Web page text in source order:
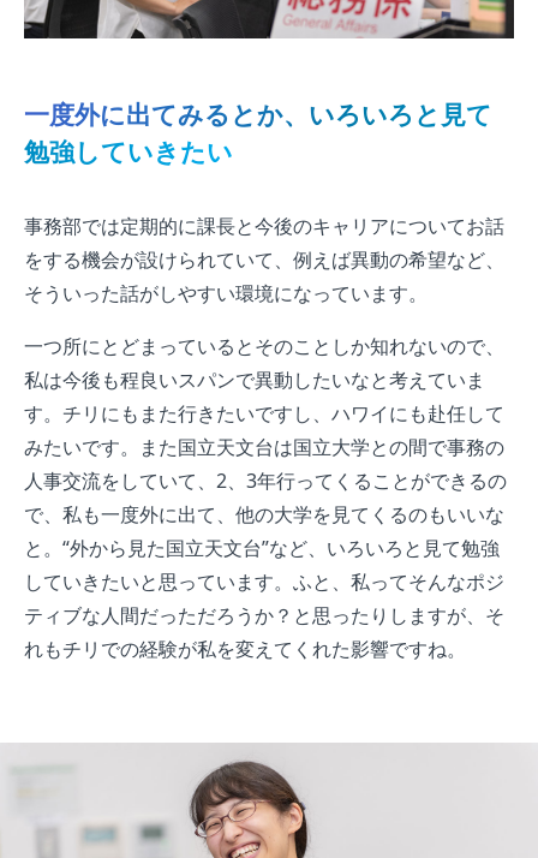
一度外に出てみるとか、いろいろと見て
勉強していきたい
事務部では定期的に課長と今後のキャリアについてお話
をする機会が設けられていて、例えば異動の希望など、
そういった話がしやすい環境になっています。
一つ所にとどまっているとそのことしか知れないので、
私は今後も程良いスパンで異動したいなと考えていま
す。チリにもまた行きたいですし、ハワイにも赴任して
みたいです。また国立天文台は国立大学との間で事務の
人事交流をしていて、2、3年行ってくることができるの
で、私も一度外に出て、他の大学を見てくるのもいいな
と。“外から見た国立天文台”など、いろいろと見て勉強
していきたいと思っています。ふと、私ってそんなポジ
ティブな人間だっただろうか？と思ったりしますが、そ
れもチリでの経験が私を変えてくれた影響ですね。